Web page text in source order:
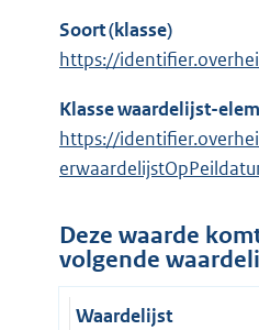
Soort (klasse)
https://
Klasse waardelijst-
https://
Deze waarde
volgende
Waardelijst